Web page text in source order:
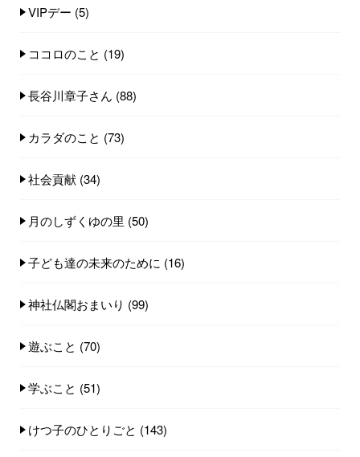
VIPデー (5)
ココロのこと (19)
長谷川章子さん (88)
カラダのこと (73)
社会貢献 (34)
月のしずくゆの里 (50)
子ども達の未来のために (16)
神社仏閣おまいり (99)
遊ぶこと (70)
学ぶこと (51)
けつ子のひとりごと (143)